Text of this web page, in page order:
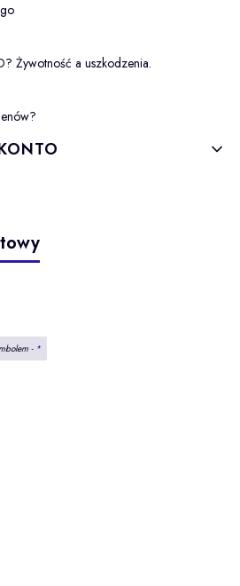
Żywotność a uszkodzenia.
- *